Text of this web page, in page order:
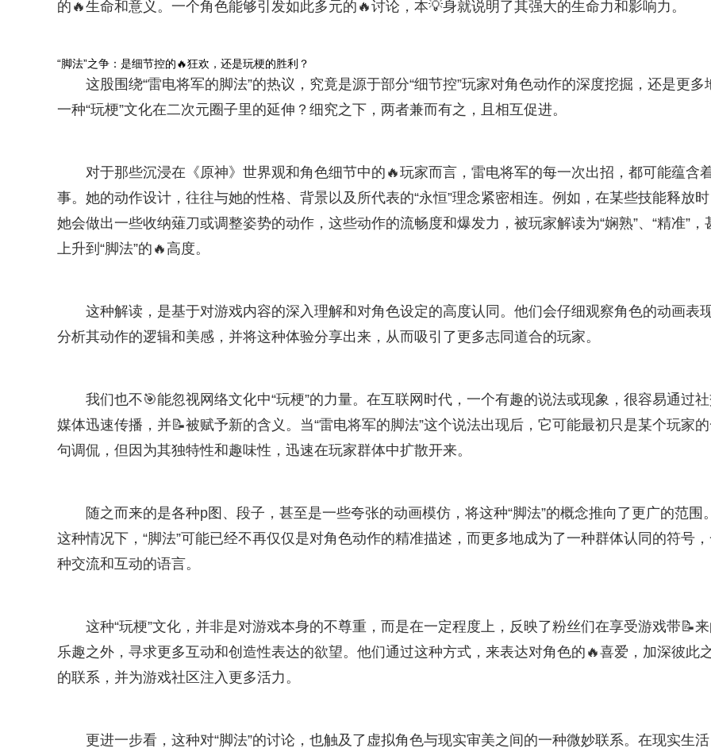
的🔥生命和意义。一个角色能够引发如此多元的🔥讨论，本💡身就说明了其强大的生命力和影响力。
“脚法”之争：是细节控的🔥狂欢，还是玩梗的胜利？
这股围绕“雷电将军的脚法”的热议，究竟是源于部分“细节控”玩家对角色动作的深度挖掘，还是更多
一种“玩梗”文化在二次元圈子里的延伸？细究之下，两者兼而有之，且相互促进。
对于那些沉浸在《原神》世界观和角色细节中的🔥玩家而言，雷电将军的每一次出招，都可能蕴含
事。她的动作设计，往往与她的性格、背景以及所代表的“永恒”理念紧密相连。例如，在某些技能释放时
她会做出一些收纳薙刀或调整姿势的动作，这些动作的流畅度和爆发力，被玩家解读为“娴熟”、“精准”，
上升到“脚法”的🔥高度。
这种解读，是基于对游戏内容的深入理解和对角色设定的高度认同。他们会仔细观察角色的动画表现
分析其动作的逻辑和美感，并将这种体验分享出来，从而吸引了更多志同道合的玩家。
我们也不🎯能忽视网络文化中“玩梗”的力量。在互联网时代，一个有趣的说法或现象，很容易通过
媒体迅速传播，并📝被赋予新的含义。当“雷电将军的脚法”这个说法出现后，它可能最初只是某个玩家
句调侃，但因为其独特性和趣味性，迅速在玩家群体中扩散开来。
随之而来的是各种p图、段子，甚至是一些夸张的动画模仿，将这种“脚法”的概念推向了更广的范围
这种情况下，“脚法”可能已经不再仅仅是对角色动作的精准描述，而更多地成为了一种群体认同的符号
种交流和互动的语言。
这种“玩梗”文化，并非是对游戏本身的不尊重，而是在一定程度上，反映了粉丝们在享受游戏带📝
乐趣之外，寻求更多互动和创造性表达的欲望。他们通过这种方式，来表达对角色的🔥喜爱，加深彼此
的联系，并为游戏社区注入更多活力。
更进一步看，这种对“脚法”的讨论，也触及了虚拟角色与现实审美之间的一种微妙联系。在现实生活